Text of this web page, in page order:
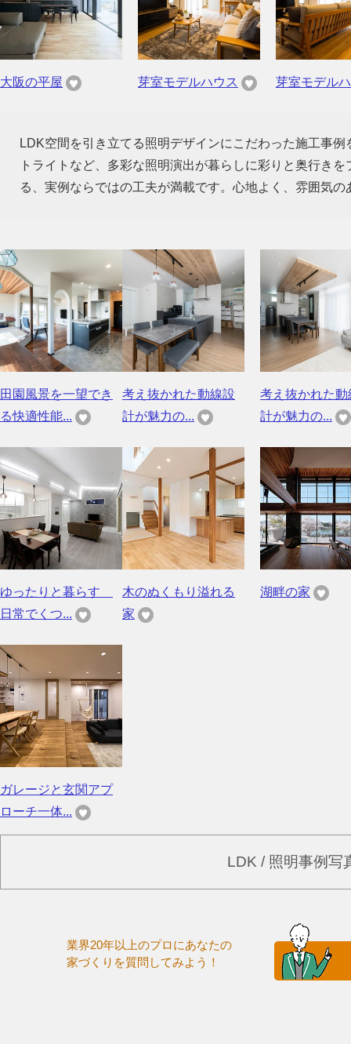
大阪の平屋 芽室モデルハウス 芽室モデル
LDK空間を引き立てる照明デザインにこだわった施工事
トライトなど、多彩な照明演出が暮らしに彩りと奥行き
る、実例ならではの工夫が満載です。心地よく、雰囲気
田園風景を一望でき
る快適性能...
考え抜かれた動線設
計が魅力の...
考え抜かれた動
計が魅力の...
ゆったりと暮らす
日常でくつ...
木のぬくもり溢れる
家
湖畔の家
ガレージと玄関アプ
ローチ一体...
LDK / 照明事例写
業界20年以上のプロにあなたの
家づくりを質問してみよう！